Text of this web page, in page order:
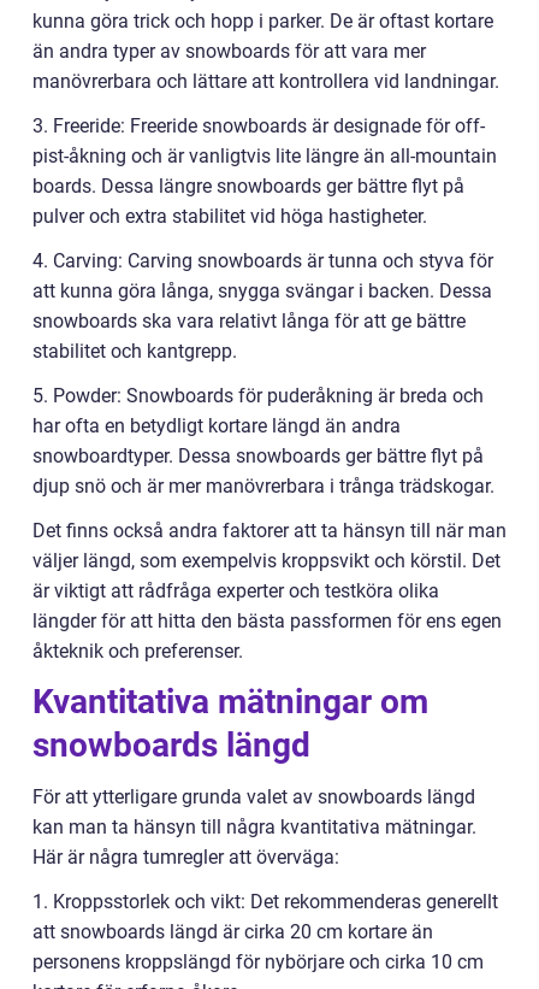
kunna göra trick och hopp i parker. De är oftast kortare
än andra typer av snowboards för att vara mer
manövrerbara och lättare att kontrollera vid landningar.
3. Freeride: Freeride snowboards är designade för off-
pist-åkning och är vanligtvis lite längre än all-mountain
boards. Dessa längre snowboards ger bättre flyt på
pulver och extra stabilitet vid höga hastigheter.
4. Carving: Carving snowboards är tunna och styva för
att kunna göra långa, snygga svängar i backen. Dessa
snowboards ska vara relativt långa för att ge bättre
stabilitet och kantgrepp.
5. Powder: Snowboards för puderåkning är breda och
har ofta en betydligt kortare längd än andra
snowboardtyper. Dessa snowboards ger bättre flyt på
djup snö och är mer manövrerbara i trånga trädskogar.
Det finns också andra faktorer att ta hänsyn till när man
väljer längd, som exempelvis kroppsvikt och körstil. Det
är viktigt att rådfråga experter och testköra olika
längder för att hitta den bästa passformen för ens egen
åkteknik och preferenser.
Kvantitativa mätningar om
snowboards längd
För att ytterligare grunda valet av snowboards längd
kan man ta hänsyn till några kvantitativa mätningar.
Här är några tumregler att överväga:
1. Kroppsstorlek och vikt: Det rekommenderas generellt
att snowboards längd är cirka 20 cm kortare än
personens kroppslängd för nybörjare och cirka 10 cm